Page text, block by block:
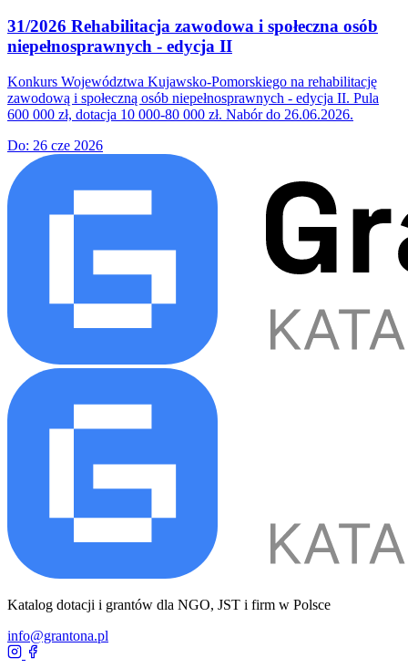
31/2026 Rehabilitacja zawodowa i społeczna osób
niepełnosprawnych - edycja II
Konkurs Województwa Kujawsko-Pomorskiego na rehabilitację
zawodową i społeczną osób niepełnosprawnych - edycja II. Pula
600 000 zł, dotacja 10 000-80 000 zł. Nabór do 26.06.2026.
Do: 26 cze 2026
Katalog dotacji i grantów dla NGO, JST i firm w Polsce
info@grantona.pl